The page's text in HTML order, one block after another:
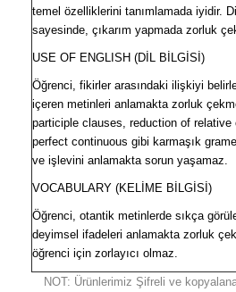
temel özelliklerini tanımlamada iyidir.
sayesinde, çıkarım yapmada zorluk
USE OF ENGLISH (DİL BİLGİSİ)
Öğrenci, fikirler arasındaki ilişkiyi
içeren metinleri anlamakta zorluk
participle clauses, reduction of
perfect continuous gibi karmaşık
ve işlevini anlamakta sorun yaşamaz.
VOCABULARY (KELİME BİLGİSİ)
Öğrenci, otantik metinlerde sıkça
deyimsel ifadeleri anlamakta zorluk
öğrenci için zorlayıcı olmaz.
NOT: Ürünlerimiz Şifreli ve